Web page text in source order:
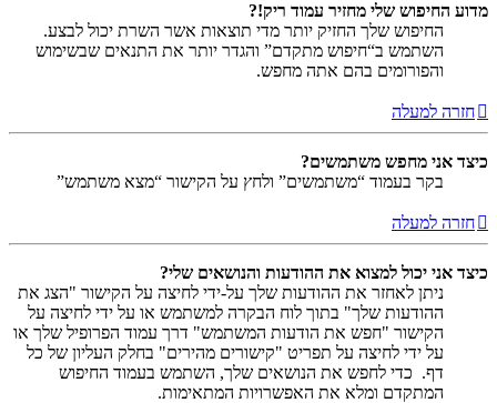
מדוע החיפוש שלי מחזיר עמוד ריק!?
החיפוש שלך החזיק יותר מדי תוצאות אשר השרת יכול לבצע.
השתמש ב“חיפוש מתקדם” והגדר יותר את התנאים שבשימוש
והפורומים בהם אתה מחפש.
חזרה למעלה
כיצד אני מחפש משתמשים?
בקר בעמוד “משתמשים” ולחץ על הקישור “מצא משתמש”
חזרה למעלה
כיצד אני יכול למצוא את ההודעות והנושאים שלי?
ניתן לאחזר את ההודעות שלך על-ידי לחיצה על הקישור "הצג את
ההודעות שלך" בתוך לוח הבקרה למשתמש או על ידי לחיצה על
הקישור "חפש את הודעות המשתמש" דרך עמוד הפרופיל שלך או
על ידי לחיצה על תפריט "קישורים מהירים" בחלק העליון של כל
דף. כדי לחפש את הנושאים שלך, השתמש בעמוד החיפוש
המתקדם ומלא את האפשרויות המתאימות.